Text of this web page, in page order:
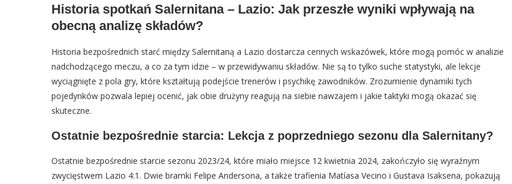
Historia spotkań Salernitana – Lazio: Jak przeszłe wyniki wpływają na
obecną analizę składów?
Historia bezpośrednich starć między Salernitaną a Lazio dostarcza cennych wskazówek, które mogą pomóc w analizie
nadchodzącego meczu, a co za tym idzie – w przewidywaniu składów. Nie są to tylko suche statystyki, ale lekcje
wyciągnięte z pola gry, które kształtują podejście trenerów i psychikę zawodników. Zrozumienie dynamiki tych
pojedynków pozwala lepiej ocenić, jak obie drużyny reagują na siebie nawzajem i jakie taktyki mogą okazać się
skuteczne.
Ostatnie bezpośrednie starcia: Lekcja z poprzedniego sezonu dla Salernitany?
Ostatnie bezpośrednie starcie sezonu 2023/24, które miało miejsce 12 kwietnia 2024, zakończyło się wyraźnym
zwycięstwem Lazio 4:1. Dwie bramki Felipe Andersona, a także trafienia Matíasa Vecino i Gustava Isaksena, pokazują